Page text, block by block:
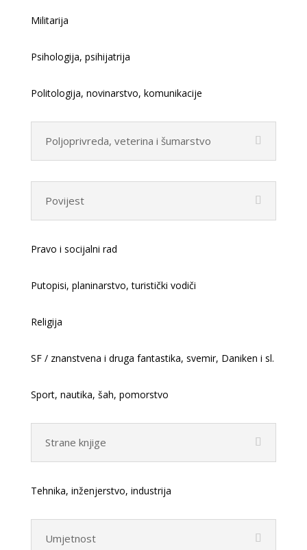
Militarija
Psihologija, psihijatrija
Politologija, novinarstvo, komunikacije
Poljoprivreda, veterina i šumarstvo
Povijest
Pravo i socijalni rad
Putopisi, planinarstvo, turistički vodiči
Religija
SF / znanstvena i druga fantastika, svemir, Daniken i sl.
Sport, nautika, šah, pomorstvo
Strane knjige
Tehnika, inženjerstvo, industrija
Umjetnost